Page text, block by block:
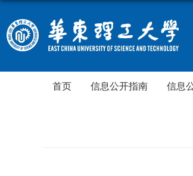
首页 信息公开指南 信息